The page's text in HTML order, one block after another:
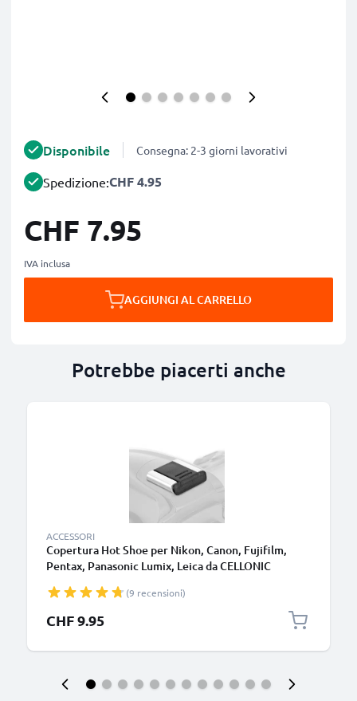
Disponibile Consegna: 2-3 giorni lavorativi
Spedizione:CHF 4.95
CHF 7.95
IVA inclusa
AGGIUNGI AL CARRELLO
Potrebbe piacerti anche
ACCESSORI
Copertura Hot Shoe per Nikon, Canon, Fujifilm,
Pentax, Panasonic Lumix, Leica da CELLONIC
(9 recensioni)
CHF 9.95